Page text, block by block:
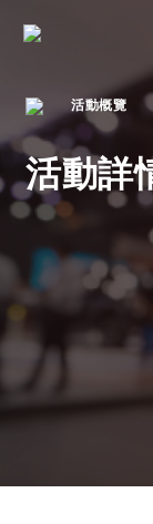
活動概覽
活動詳